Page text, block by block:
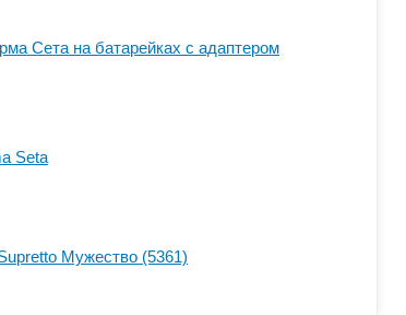
Сета на батарейках с адаптером
Seta
Мужество (5361)